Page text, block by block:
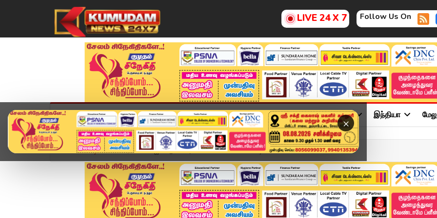
LIVE 24 X 7 Follow Us On
×
முகப்பு விளையாட்டு அண்மை தமிழ்நாடு சினிமா அரசியல் விளையாட்டு இந்தியா
Home வீடியோ ஸ்டோரி "விஜய் ஆட்சி அமைக்க வாய்ப்பில்லை" வீடியோ வெளியி...